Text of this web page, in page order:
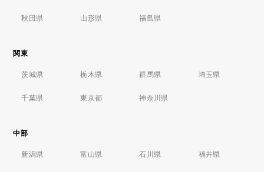
秋田県 山形県 福島県
関東
茨城県 栃木県 群馬県 埼玉県
千葉県 東京都 神奈川県
中部
新潟県 富山県 石川県 福井県